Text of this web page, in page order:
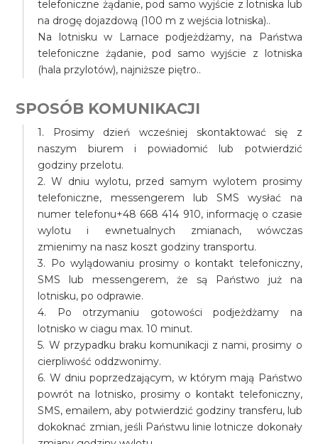
telefoniczne żądanie, pod samo wyjście z lotniska lub
na drogę dojazdową (100 m z wejścia lotniska)..
Na lotnisku w Larnace podjeżdżamy, na Państwa
telefoniczne żądanie, pod samo wyjście z lotniska
(hala przylotów), najniższe piętro..
SPOSÓB KOMUNIKACJI
1. Prosimy dzień wcześniej skontaktować się z
naszym biurem i powiadomić lub potwierdzić
godziny przelotu.
2. W dniu wylotu, przed samym wylotem prosimy
telefoniczne, messengerem lub SMS wysłać na
numer telefonu+48 668 414 910, informację o czasie
wylotu i ewnetualnych zmianach, wówczas
zmienimy na nasz koszt godziny transportu.
3. Po wylądowaniu prosimy o kontakt telefoniczny,
SMS lub messengerem, że są Państwo już na
lotnisku, po odprawie.
4. Po otrzymaniu gotowości podjeżdżamy na
lotnisko w ciagu max. 10 minut.
5. W przypadku braku komunikacji z nami, prosimy o
cierpliwość oddzwonimy.
6. W dniu poprzedzającym, w którym mają Państwo
powrót na lotnisko, prosimy o kontakt telefoniczny,
SMS, emailem, aby potwierdzić godziny transferu, lub
dokoknać zmian, jeśli Państwu linie lotnicze dokonały